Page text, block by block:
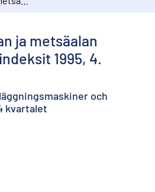
ja metsäalan
1995, 4.
och
kvartalet